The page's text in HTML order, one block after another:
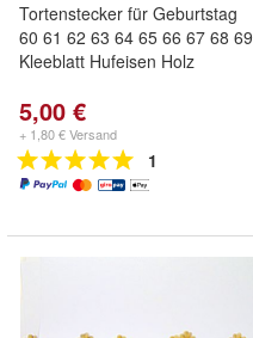
Tortenstecker für Geburtstag
60 61 62 63 64 65 66 67 68 69
Kleeblatt Hufeisen Holz
5,00 €
+ 1,80 € Versand
1